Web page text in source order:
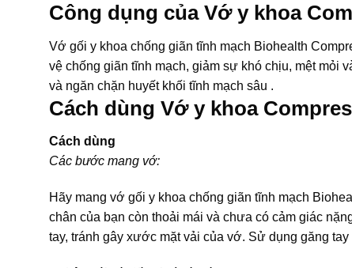
Công dụng của Vớ y khoa
Vớ gối y khoa chống giãn tĩnh mạch Biohealth
vệ chống giãn tĩnh mạch, giảm sự khó chịu, mệt mỏi
và ngăn chặn huyết khối tĩnh mạch sâu .
Cách dùng Vớ y khoa
Cách dùng
Các bước mang vớ:
Hãy mang vớ gối y khoa chống giãn tĩnh mạch
chân của bạn còn thoải mái và chưa có cảm giác
tay, tránh gây xước mặt vải của vớ. Sử dụng găng